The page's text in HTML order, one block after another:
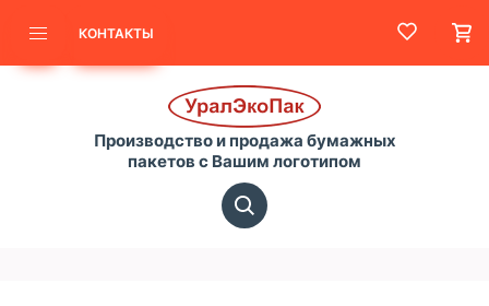
КОНТАКТЫ
Производство и продажа бумажных
пакетов с Вашим логотипом